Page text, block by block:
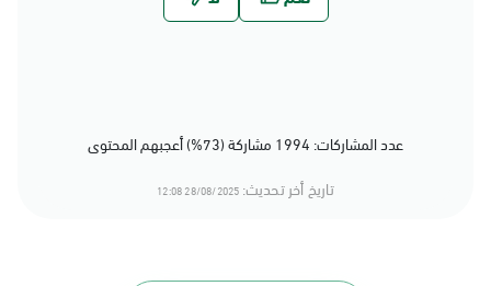
عدد المشاركات: 1994 مشاركة (73%) أعجبهم المحتوى
تاريخ أخر تحديث: 28/08/2025 12:08